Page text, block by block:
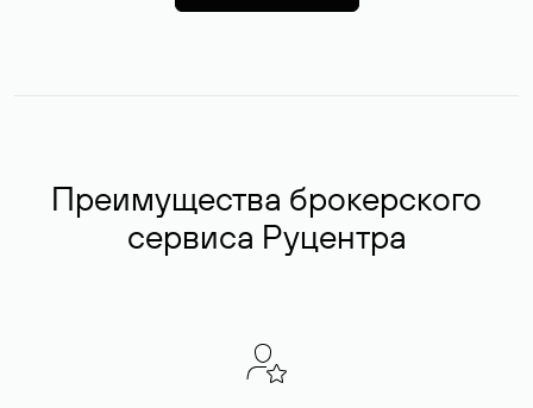
Преимущества брокерского
сервиса Руцентра